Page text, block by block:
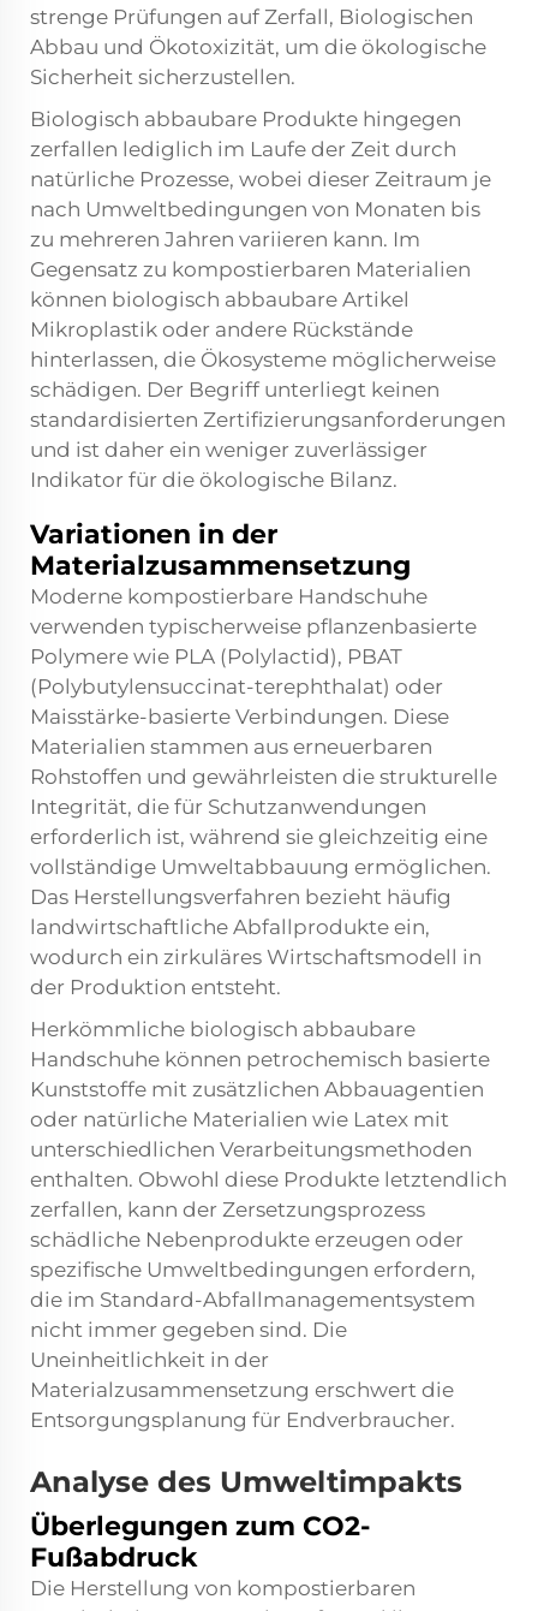
strenge Prüfungen auf Zerfall, Biologischen
Abbau und Ökotoxizität, um die ökologische
Sicherheit sicherzustellen.
Biologisch abbaubare Produkte hingegen
zerfallen lediglich im Laufe der Zeit durch
natürliche Prozesse, wobei dieser Zeitraum je
nach Umweltbedingungen von Monaten bis
zu mehreren Jahren variieren kann. Im
Gegensatz zu kompostierbaren Materialien
können biologisch abbaubare Artikel
Mikroplastik oder andere Rückstände
hinterlassen, die Ökosysteme möglicherweise
schädigen. Der Begriff unterliegt keinen
standardisierten Zertifizierungsanforderungen
und ist daher ein weniger zuverlässiger
Indikator für die ökologische Bilanz.
Variationen in der
Materialzusammensetzung
Moderne kompostierbare Handschuhe
verwenden typischerweise pflanzenbasierte
Polymere wie PLA (Polylactid), PBAT
(Polybutylensuccinat-terephthalat) oder
Maisstärke-basierte Verbindungen. Diese
Materialien stammen aus erneuerbaren
Rohstoffen und gewährleisten die strukturelle
Integrität, die für Schutzanwendungen
erforderlich ist, während sie gleichzeitig eine
vollständige Umweltabbauung ermöglichen.
Das Herstellungsverfahren bezieht häufig
landwirtschaftliche Abfallprodukte ein,
wodurch ein zirkuläres Wirtschaftsmodell in
der Produktion entsteht.
Herkömmliche biologisch abbaubare
Handschuhe können petrochemisch basierte
Kunststoffe mit zusätzlichen Abbauagentien
oder natürliche Materialien wie Latex mit
unterschiedlichen Verarbeitungsmethoden
enthalten. Obwohl diese Produkte letztendlich
zerfallen, kann der Zersetzungsprozess
schädliche Nebenprodukte erzeugen oder
spezifische Umweltbedingungen erfordern,
die im Standard-Abfallmanagementsystem
nicht immer gegeben sind. Die
Uneinheitlichkeit in der
Materialzusammensetzung erschwert die
Entsorgungsplanung für Endverbraucher.
Analyse des Umweltimpakts
Überlegungen zum CO2-
Fußabdruck
Die Herstellung von kompostierbaren